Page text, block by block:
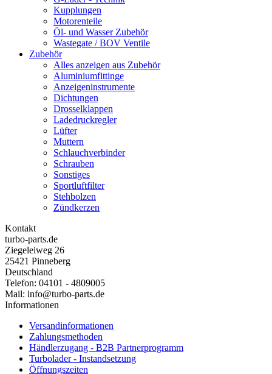
Kupplungen
Motorenteile
Öl- und Wasser Zubehör
Wastegate / BOV Ventile
Zubehör
Alles anzeigen aus Zubehör
Aluminiumfittinge
Anzeigeninstrumente
Dichtungen
Drosselklappen
Ladedruckregler
Lüfter
Muttern
Schlauchverbinder
Schrauben
Sonstiges
Sportluftfilter
Stehbolzen
Zündkerzen
Kontakt
turbo-parts.de
Ziegeleiweg 26
25421 Pinneberg
Deutschland
Telefon: 04101 - 4809005
Mail: info@turbo-parts.de
Informationen
Versandinformationen
Zahlungsmethoden
Händlerzugang - B2B Partnerprogramm
Turbolader - Instandsetzung
Öffnungszeiten